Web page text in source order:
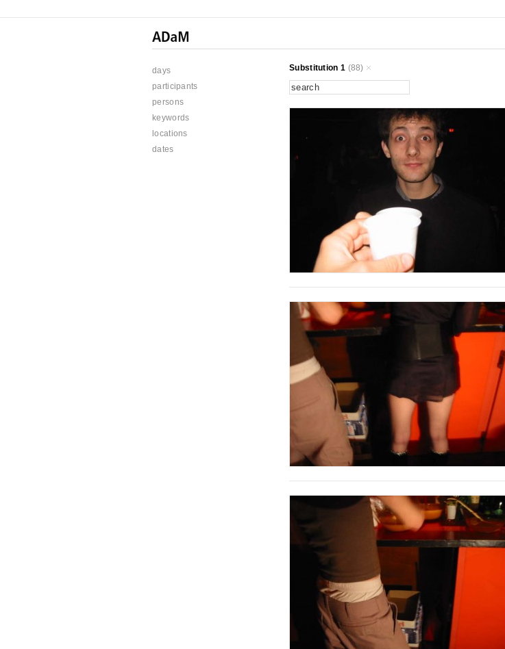
days
participants
persons
keywords
locations
dates
Substitution 1 (88)